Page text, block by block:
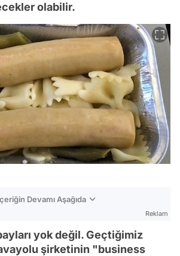
olabilir.
Devamı Aşağıda
Reklam
yok değil. Geçtiğimiz
şirketinin "business